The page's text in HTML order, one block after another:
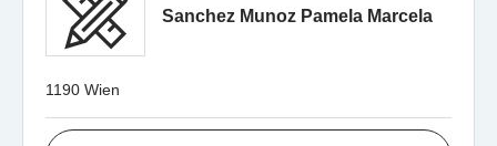
Sanchez Munoz Pamela Marcela
1190 Wien